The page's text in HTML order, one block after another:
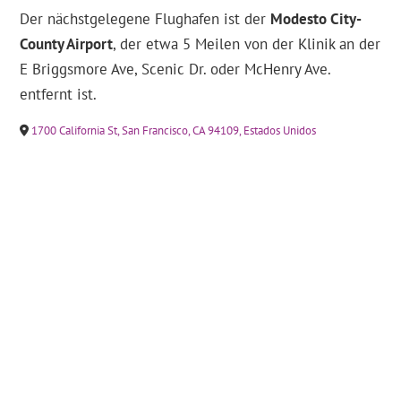
Der nächstgelegene Flughafen ist der Modesto City-
County Airport, der etwa 5 Meilen von der Klinik an der
E Briggsmore Ave, Scenic Dr. oder McHenry Ave.
entfernt ist.
1700 California St, San Francisco, CA 94109, Estados Unidos